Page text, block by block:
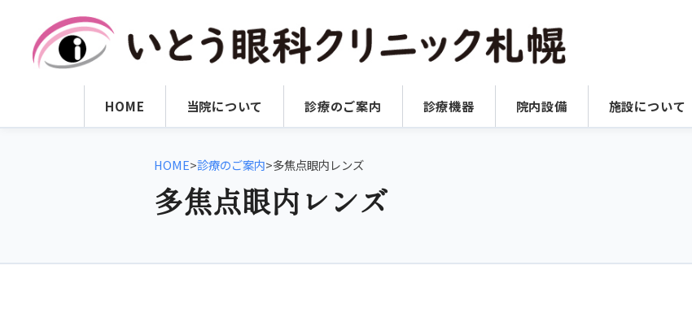
HOME 当院について 診療のご案内 診療機器 院内設備 施設について
HOME>診療のご案内>多焦点眼内レンズ
多焦点眼内レンズ